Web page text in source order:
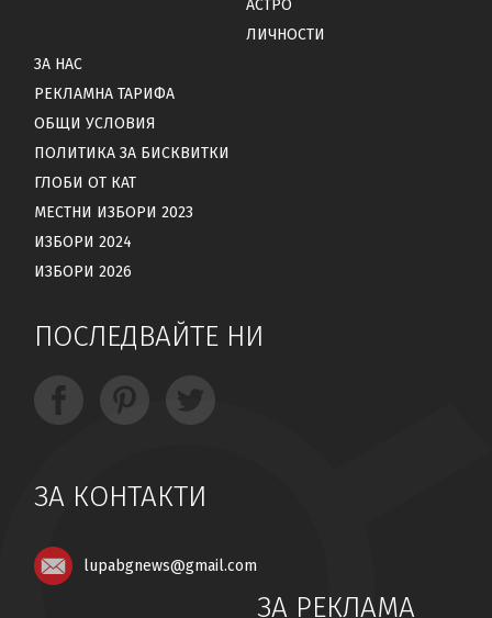
АСТРО
ЛИЧНОСТИ
ЗА НАС
РЕКЛАМНА ТАРИФА
ОБЩИ УСЛОВИЯ
ПОЛИТИКА ЗА БИСКВИТКИ
ГЛОБИ ОТ КАТ
МЕСТНИ ИЗБОРИ 2023
ИЗБОРИ 2024
ИЗБОРИ 2026
ПОСЛЕДВАЙТЕ НИ
ЗА КОНТАКТИ
lupabgnews@gmail.com
ЗА РЕКЛАМА